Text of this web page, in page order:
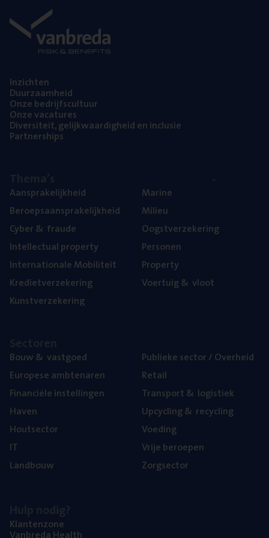
Inzich­ten
Duur­zaam­heid
Onze bedrijfs­cul­tuur
Onze vaca­tu­res
Diver­si­teit, gelijk­waar­dig­heid en inclusie
Part­ner­ships
Aan­spra­ke­lijk­heid
Beroeps­aan­spra­ke­lijk­heid
Cyber& fraude
Intel­lec­tu­al property
Inter­na­ti­o­na­le Mobiliteit
Kre­diet­ver­ze­ke­ring
Kunst­ver­ze­ke­ring
Mari­ne
Mili­eu
Oogst­ver­ze­ke­ring
Per­so­nen
Pro­per­ty
Voer­tuig& vloot
Bouw& vastgoed
Euro­pe­se ambtenaren
Finan­ci­ë­le instellingen
Haven
Hout­sec­tor
IT
Land­bouw
Publie­ke sec­tor / Overheid
Retail
Trans­port& logistiek
Upcy­cling& recycling
Voe­ding
Vrije beroe­pen
Zorg­sec­tor
Klan­ten­zo­ne
Van­b­re­da Health